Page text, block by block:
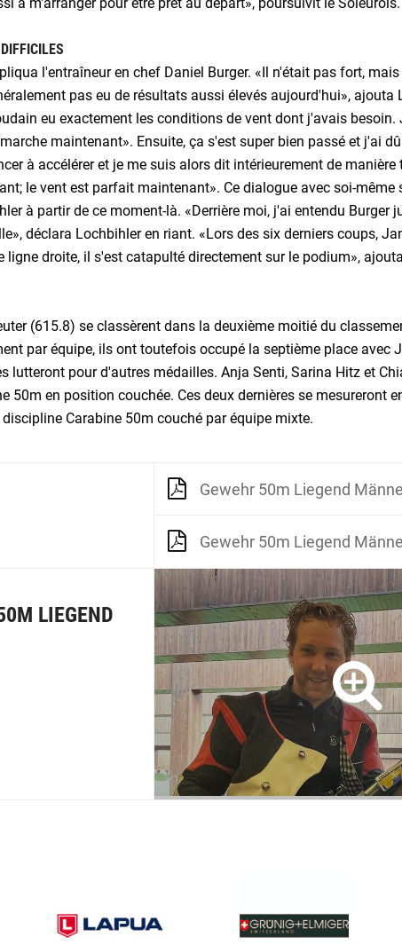
l'entraîneur en chef Daniel Burger. «Il n'était pas fort,
pas eu de résultats aussi élevés aujourd'hui», ajouta
eu exactement les conditions de vent dont j'avais besoin.
maintenant». Ensuite, ça s'est super bien passé et j'ai
à accélérer et je me suis alors dit intérieurement de manière
le vent est parfait maintenant». Ce dialogue avec soi-
à partir de ce moment-là. «Derrière moi, j'ai entendu Burger
déclara Lochbihler en riant. «Lors des six derniers coups,
ligne droite, il s'est catapulté directement sur le podium»,
(615.8) se classèrent dans la deuxième moitié du
par équipe, ils ont toutefois occupé la septième place avec
lutteront pour d'autres médailles. Anja Senti, Sarina Hitz et
50m en position couchée. Ces deux dernières se mesureront
Carabine 50m couché par équipe mixte.
Gewehr 50m Liegend
Gewehr 50m Liegend
LIEGEND